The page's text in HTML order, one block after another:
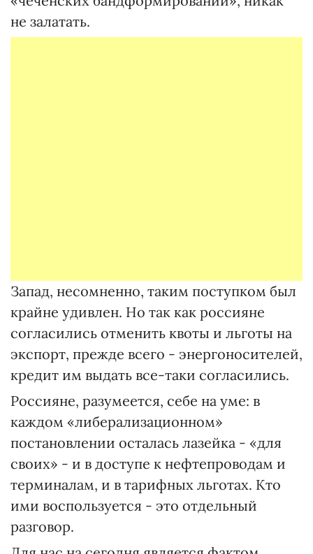
не залатать.
Запад, несомненно, таким поступком был
крайне удивлен. Но так как россияне
согласились отменить квоты и льготы на
экспорт, прежде всего - энергоносителей,
кредит им выдать все-таки согласились.
Россияне, разумеется, себе на уме: в
каждом «либерализационном»
постановлении осталась лазейка - «для
своих» - и в доступе к нефтепроводам и
терминалам, и в тарифных льготах. Кто
ими воспользуется - это отдельный
разговор.